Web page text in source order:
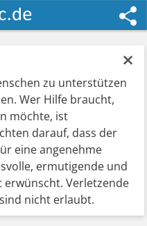
×
zu unterstützen
Wer Hilfe braucht,
möchte, ist
darauf, dass der
eine angenehme
ermutigende und
erwünscht. Verletzende
nicht erlaubt.